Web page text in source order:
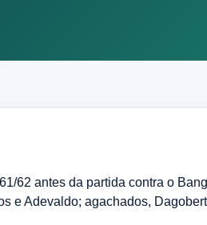
62 antes da partida contra o
e Adevaldo; agachados,